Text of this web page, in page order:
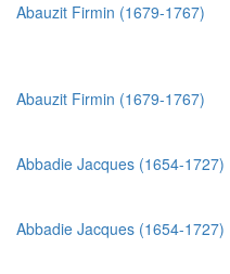
Abauzit Firmin (1679-1767)
Abauzit Firmin (1679-1767)
Abbadie Jacques (1654-1727)
Abbadie Jacques (1654-1727)